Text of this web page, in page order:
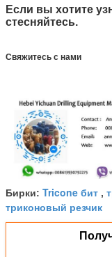
Если вы хотите
стесняйтесь.
Свяжитесь с нами
Бирки: Tricone бит ,
триконовый резчик